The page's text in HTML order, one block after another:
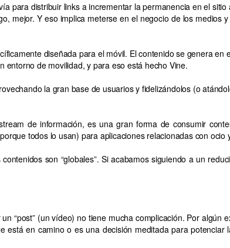
para distribuir links a incrementar la permanencia en el
mejor. Y eso implica meterse en el negocio de los
diseñada para el móvil. El contenido se genera
de movilidad, y para eso está hecho Vine.
la gran base de usuarios y fidelizándolos (o
de información, es una gran forma de consumir
todos lo usan) para aplicaciones relacionadas con ocio
son “globales”. Si acabamos siguiendo a un
“post” (un vídeo) no tiene mucha complicación. Por
está en camino o es una decisión meditada para